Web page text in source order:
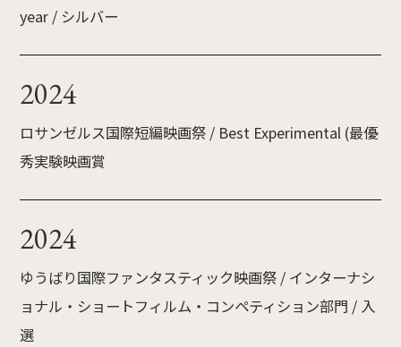
year / シルバー
2024
ロサンゼルス国際短編映画祭 / Best Experimental (最優
秀実験映画賞
2024
ゆうばり国際ファンタスティック映画祭 / インターナシ
ョナル・ショートフィルム・コンペティション部門 / 入
選